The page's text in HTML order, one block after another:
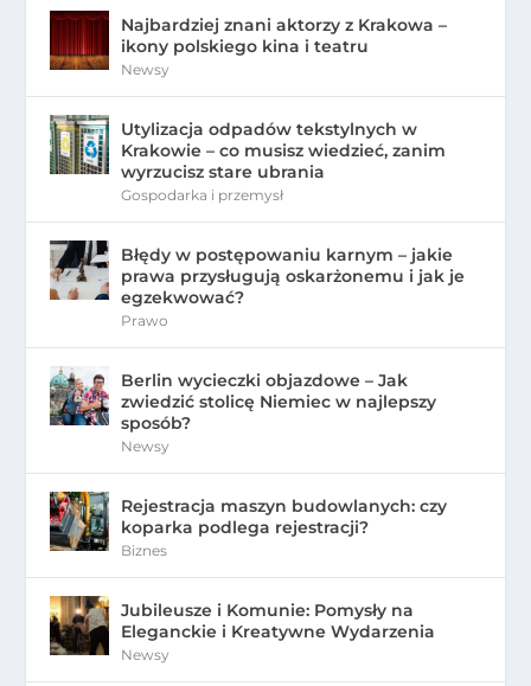
Najbardziej znani aktorzy z Krakowa –
ikony polskiego kina i teatru
Newsy
Utylizacja odpadów tekstylnych w
Krakowie – co musisz wiedzieć, zanim
wyrzucisz stare ubrania
Gospodarka i przemysł
Błędy w postępowaniu karnym – jakie
prawa przysługują oskarżonemu i jak je
egzekwować?
Prawo
Berlin wycieczki objazdowe – Jak
zwiedzić stolicę Niemiec w najlepszy
sposób?
Newsy
Rejestracja maszyn budowlanych: czy
koparka podlega rejestracji?
Biznes
Jubileusze i Komunie: Pomysły na
Eleganckie i Kreatywne Wydarzenia
Newsy